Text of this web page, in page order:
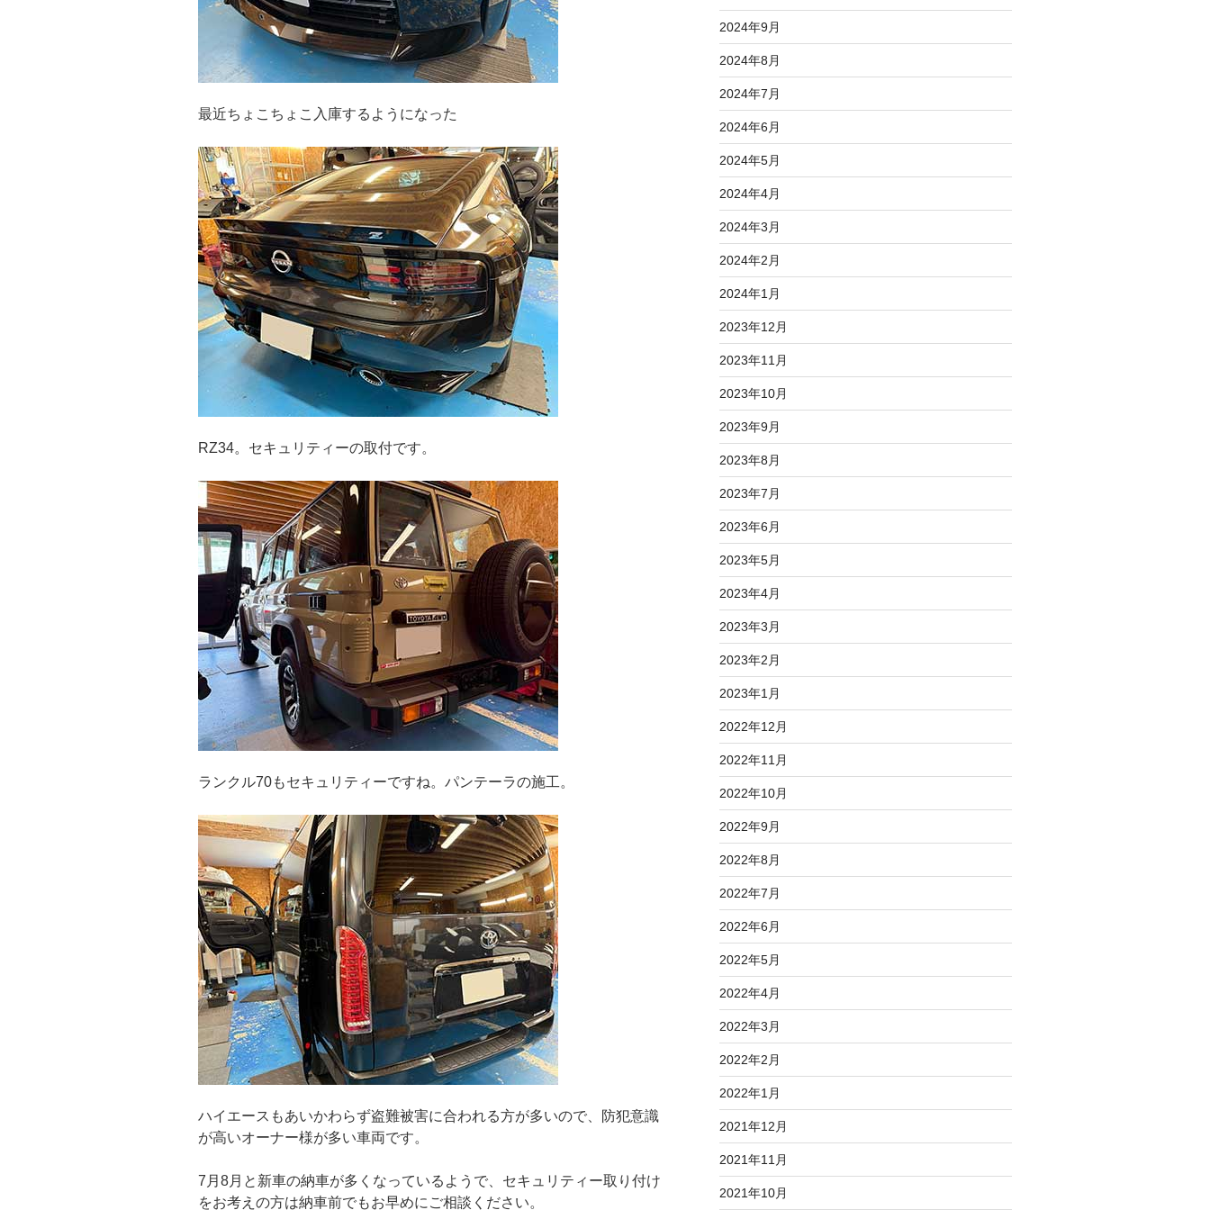
最近ちょこちょこ入庫するようになった
RZ34。セキュリティーの取付です。
ランクル70もセキュリティーですね。パンテーラの施工。
ハイエースもあいかわらず盗難被害に合われる方が多いので、防犯意識
が高いオーナー様が多い車両です。
7月8月と新車の納車が多くなっているようで、セキュリティー取り付け
をお考えの方は納車前でもお早めにご相談ください。
2024年9月
2024年8月
2024年7月
2024年6月
2024年5月
2024年4月
2024年3月
2024年2月
2024年1月
2023年12月
2023年11月
2023年10月
2023年9月
2023年8月
2023年7月
2023年6月
2023年5月
2023年4月
2023年3月
2023年2月
2023年1月
2022年12月
2022年11月
2022年10月
2022年9月
2022年8月
2022年7月
2022年6月
2022年5月
2022年4月
2022年3月
2022年2月
2022年1月
2021年12月
2021年11月
2021年10月